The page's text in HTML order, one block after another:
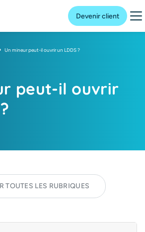
en ligne de BNP Paribas
Devenir client
Un mineur peut-il ouvrir un LDDS ?
peut-il ouvrir
TOUTES LES RUBRIQUES